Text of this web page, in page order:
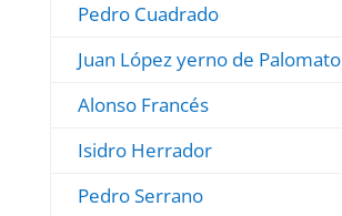
Pedro Cuadrado
Juan López yerno de Palomato
Alonso Francés
Isidro Herrador
Pedro Serrano